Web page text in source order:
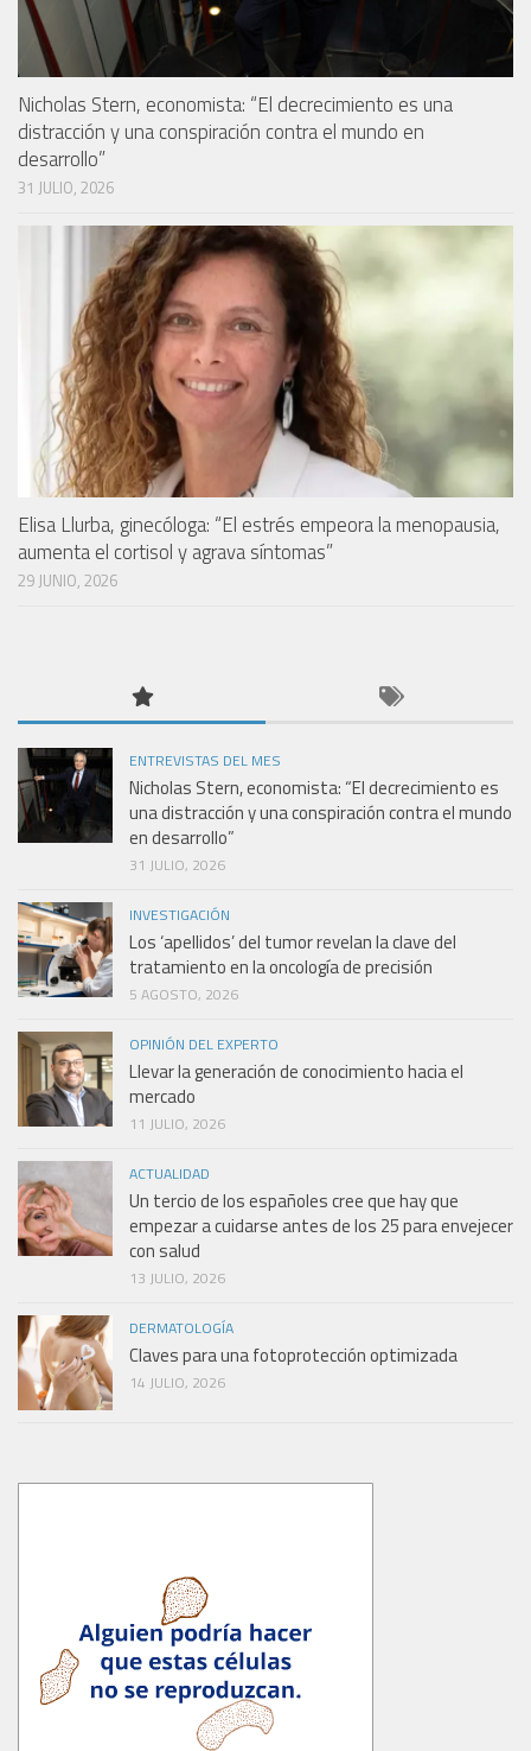
Nicholas Stern, economista: “El decrecimiento es una
distracción y una conspiración contra el mundo en
desarrollo”
31 JULIO, 2026
Elisa Llurba, ginecóloga: “El estrés empeora la menopausia,
aumenta el cortisol y agrava síntomas”
29 JUNIO, 2026
ENTREVISTAS DEL MES
Nicholas Stern, economista: “El decrecimiento es
una distracción y una conspiración contra el mundo
en desarrollo”
31 JULIO, 2026
INVESTIGACIÓN
Los ‘apellidos’ del tumor revelan la clave del
tratamiento en la oncología de precisión
5 AGOSTO, 2026
OPINIÓN DEL EXPERTO
Llevar la generación de conocimiento hacia el
mercado
11 JULIO, 2026
ACTUALIDAD
Un tercio de los españoles cree que hay que
empezar a cuidarse antes de los 25 para envejecer
con salud
13 JULIO, 2026
DERMATOLOGÍA
Claves para una fotoprotección optimizada
14 JULIO, 2026